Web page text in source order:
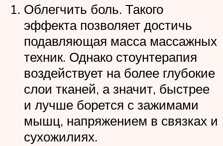
Облегчить боль. Такого
эффекта позволяет достичь
подавляющая масса массажных
техник. Однако стоунтерапия
воздействует на более глубокие
слои тканей, а значит, быстрее
и лучше борется с зажимами
мышц, напряжением в связках и
сухожилиях.